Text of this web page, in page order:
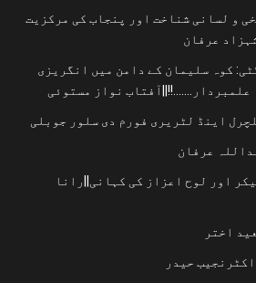
و لسانی شناخت اور پنجاب کی مرکزیت
عرفان
کوہ سلیمان کے دامن میں انگریزی
علمبردار…….!!||آفتاب نواز مستوئی
اینڈ لٹریری فورم دی سلور جوبلی
عرفان
اور لوح اعزاز کی کہانی||رانا
اختر
حیدر